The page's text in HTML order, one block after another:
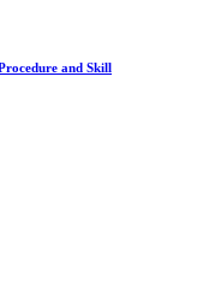
and Skill